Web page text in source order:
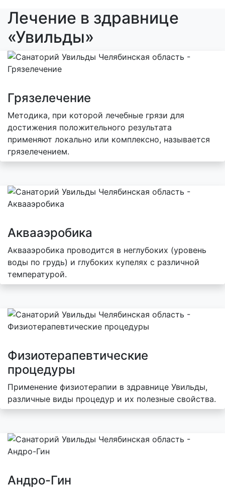
Лечение в здравнице
«Увильды»
Грязелечение
Методика, при которой лечебные грязи для
достижения положительного результата
применяют локально или комплексно, называется
грязелечением.
Аквааэробика
Аквааэробика проводится в неглубоких (уровень
воды по грудь) и глубоких купелях с различной
температурой.
Физиотерапевтические
процедуры
Применение физиотерапии в здравнице Увильды,
различные виды процедур и их полезные свойства.
Андро-Гин